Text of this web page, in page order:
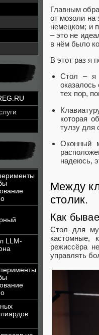
LLM-
Главным
от мозоли на
немецком; и
‒ это не
в нём было
В этот раз я
Стол ‒ я
тех пор,
которая
тулзу для
Оконный
надеюсь,
Между
столик.
Как
Стол для
кастомные,
режиссёра
управлять